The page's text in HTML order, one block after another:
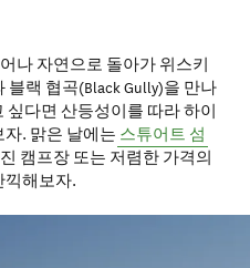
나 자연으로 돌아가 위스키
블랙 협곡(Black Gully)을 만나
싶다면 산등성이를 따라 하이
. 맑은 날에는 스튜어트 섬
캠프장 또는 저렴한 가격의
끽해보자.